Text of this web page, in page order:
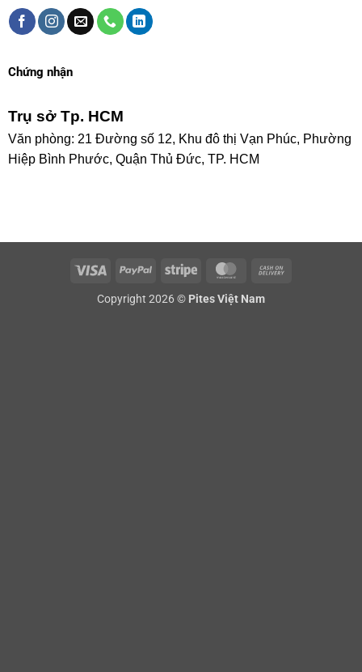
Chứng nhận
Trụ sở Tp. HCM
Văn phòng: 21 Đường số 12, Khu đô thị Vạn Phúc, Phường
Hiệp Bình Phước, Quận Thủ Đức, TP. HCM
Visa PayPal Stripe MasterCard
Copyright 2026 © Pites Việt Nam